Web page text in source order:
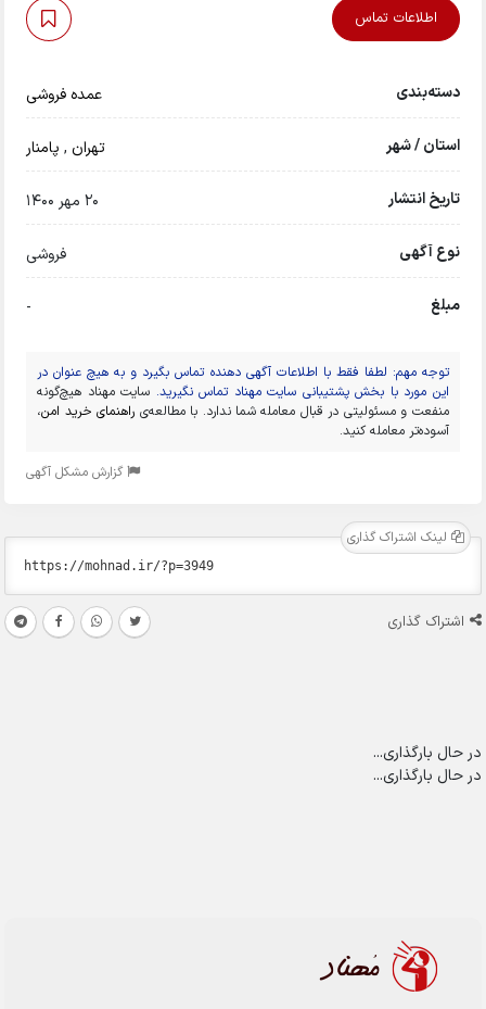
اطلاعات تماس
دسته‌بندی عمده فروشی
استان / شهر تهران, پامنار
تاریخ انتشار 20 مهر 1400
نوع آگهی فروشی
مبلغ -
توجه مهم: لطفا فقط با اطلاعات آگهی دهنده تماس بگیرد و به هیچ عنوان در
این مورد با بخش پشتیبانی سایت مهناد تماس نگیرید. سایت مهناد هیچ‌گونه
منفعت و مسئولیتی در قبال معامله شما ندارد. با مطالعه‌ی راهنمای خرید امن،
آسوده‌تر معامله کنید.
گزارش مشکل آگهی
لینک اشتراک گذاری
اشتراک گذاری
در حال بارگذاری...
در حال بارگذاری...